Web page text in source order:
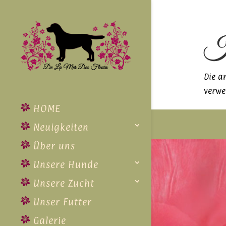
HOME
Neuigkeiten
Über uns
Unsere Hunde
Unsere Zucht
Unser Futter
Galerie
Die